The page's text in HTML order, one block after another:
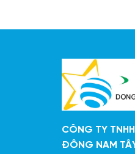
CÔNG TY
ĐÔNG NAM